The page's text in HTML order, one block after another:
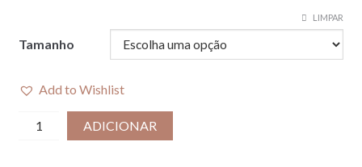
Tamanho
LIMPAR
Add to Wishlist
QuantidadeADICIONAR